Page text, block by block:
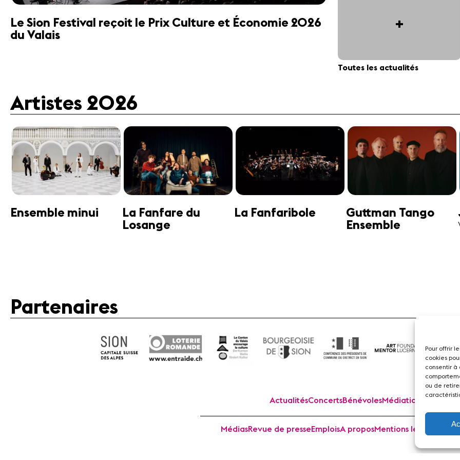
Pour offrir
cookies
consentir à
ou de
Le Sion Festival reçoit le Prix Culture et Économie 2026
du Valais
+
Toutes les actualités
Artistes 2026
Guttman Tango
Janine Jansen
Violon
Jonathan Swensen
José-Daniel
Castellon
Partenaires
ActualitésConcertsBénévolesMédiation
MédiasRevue de presseEmploisA proposMentions légales